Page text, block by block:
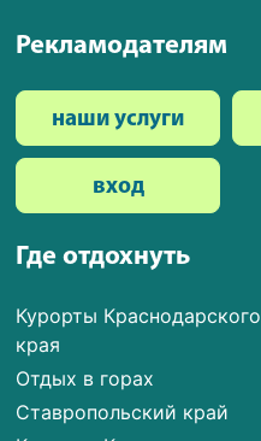
Где отдохнуть
Курорты Краснодарского
края
Отдых в горах
Ставропольский край
Рекламодателям
наши услуги
вход